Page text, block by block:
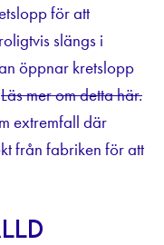
för att
slängs i
öppnar kretslopp
Läs mer om detta här.
extremfall där
från fabriken för att